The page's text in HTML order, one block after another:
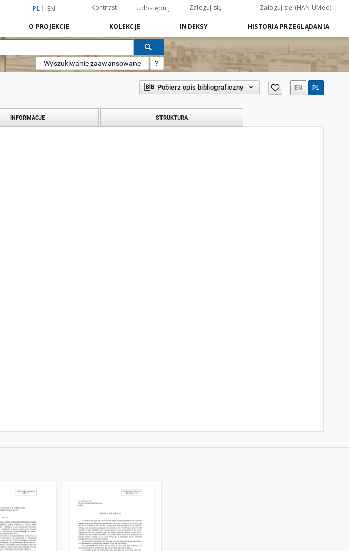
PL EN Kontrast Udostępnij Zaloguj się Zaloguj się (HAN UMed)
O PROJEKCIE KOLEKCJE INDEKSY HISTORIA PRZEGLĄDANIA
Wyszukiwanie zaawansowane ?
Pobierz opis bibliograficzny EN PL
INFORMACJE STRUKTURA